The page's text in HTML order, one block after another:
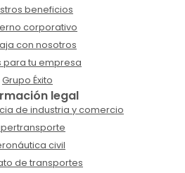
beneficios
corporativo
con nosotros
para tu empresa
Grupo Éxito
legal
de industria y comercio
civil
de transportes